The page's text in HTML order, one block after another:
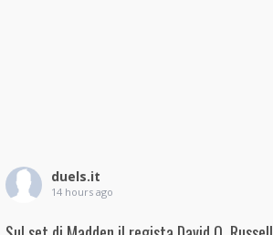
duels.it
14 hours ago